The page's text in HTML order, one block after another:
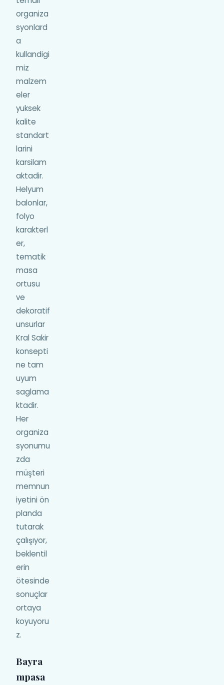
organiza
syonlard
a
kullandigi
miz
malzem
eler
yuksek
kalite
standart
larini
karsilam
aktadir.
Helyum
balonlar,
folyo
karakterl
er,
tematik
masa
ortusu
ve
dekoratif
unsurlar
Kral Sakir
konsepti
ne tam
uyum
saglama
ktadir.
Her
organiza
syonumu
zda
müşteri
memnun
iyetini ön
planda
tutarak
çalışıyor,
beklentil
erin
ötesinde
sonuçlar
ortaya
koyuyoru
z.
Bayra
mpasa